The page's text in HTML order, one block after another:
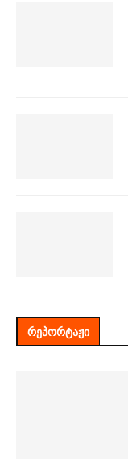
ᲠᲔᲞᲝᲠᲢᲐᲟᲘ